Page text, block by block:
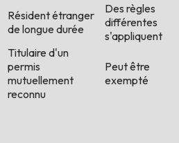
Résident étranger
de longue durée
Des règles
différentes
s'appliquent
Titulaire d'un
permis
mutuellement
reconnu
Peut être
exempté